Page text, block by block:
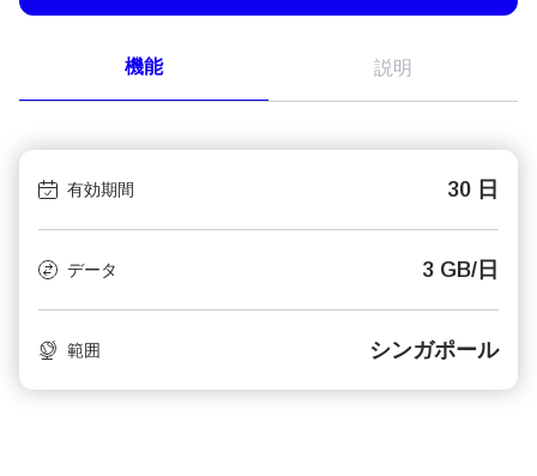
機能 説明
有効期間 30 日
データ 3 GB/日
範囲 シンガポール